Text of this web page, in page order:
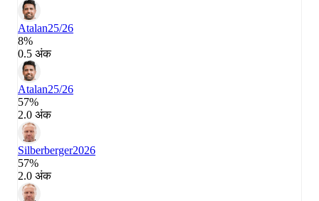
Atalan25/26
8%
0.5 अंक
Atalan25/26
57%
2.0 अंक
Silberberger2026
57%
2.0 अंक